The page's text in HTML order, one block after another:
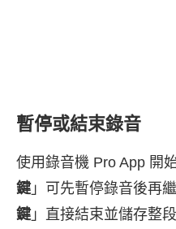
暫停或結束錄音
使用錄音機 Pro App 開
鍵」可先暫停錄音後再
鍵」直接結束並儲存整